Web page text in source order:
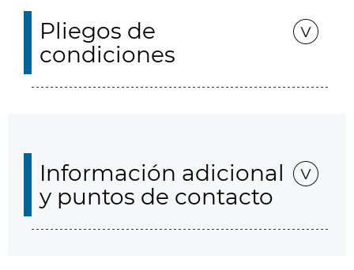
Pliegos de
condiciones
Información adicional
y puntos de contacto